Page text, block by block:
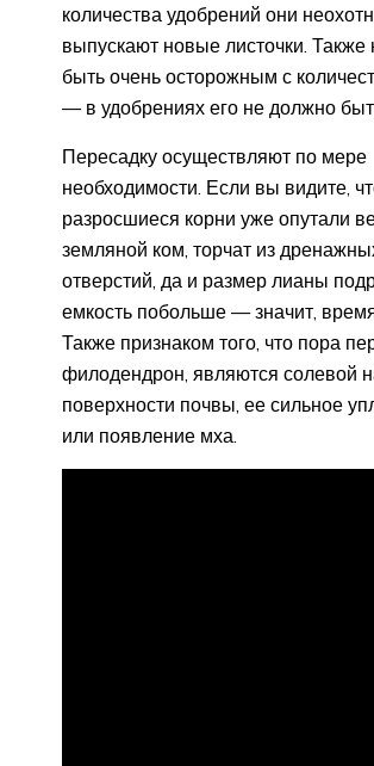
количества удобрений они
выпускают новые листочки. Также
быть очень осторожным с
— в удобрениях его не должно
Пересадку осуществляют по мере
необходимости. Если вы видите,
разросшиеся корни уже опутали
земляной ком, торчат из
отверстий, да и размер лианы
емкость побольше — значит,
Также признаком того, что пора
филодендрон, являются солевой
поверхности почвы, ее сильное
или появление мха.